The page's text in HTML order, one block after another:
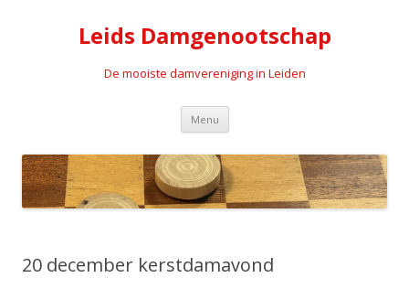
Leids Damgenootschap
De mooiste damvereniging in Leiden
Menu Spring naar de inhoud
20 december kerstdamavond